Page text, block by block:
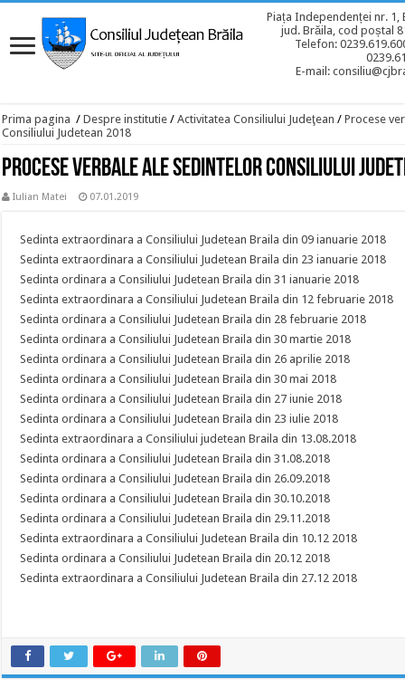
Piața Independenței nr. 1,
jud. Brăila, cod poștal
Telefon:
E-mail:
Prima pagina / Despre institutie / Activitatea Consiliului Judeţean / Procese
Consiliului Judetean 2018
Procese verbale ale sedintelor Consiliului
Iulian Matei 07.01.2019
Sedinta extraordinara a Consiliului Judetean Braila din 09 ianuarie 2018
Sedinta extraordinara a Consiliului Judetean Braila din 23 ianuarie 2018
Sedinta ordinara a Consiliului Judetean Braila din 31 ianuarie 2018
Sedinta extraordinara a Consiliului Judetean Braila din 12 februarie 2018
Sedinta ordinara a Consiliului Judetean Braila din 28 februarie 2018
Sedinta ordinara a Consiliului Judetean Braila din 30 martie 2018
Sedinta ordinara a Consiliului Judetean Braila din 26 aprilie 2018
Sedinta ordinara a Consiliului Judetean Braila din 30 mai 2018
Sedinta ordinara a Consiliului Judetean Braila din 27 iunie 2018
Sedinta ordinara a Consiliului Judetean Braila din 23 iulie 2018
Sedinta extraordinara a Consiliului judetean Braila din 13.08.2018
Sedinta ordinara a Consiliului Judetean Braila din 31.08.2018
Sedinta ordinara a Consiliului Judetean Braila din 26.09.2018
Sedinta ordinara a Consiliului Judetean Braila din 30.10.2018
Sedinta ordinara a Consiliului Judetean Braila din 29.11.2018
Sedinta extraordinara a Consiliului Judetean Braila din 10.12 2018
Sedinta ordinara a Consiliului Judetean Braila din 20.12 2018
Sedinta extraordinara a Consiliului Judetean Braila din 27.12 2018